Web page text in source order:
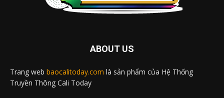
ABOUT US
Trang web baocalitoday.com là sản phẩm của Hệ Thống
Truyền Thông Cali Today